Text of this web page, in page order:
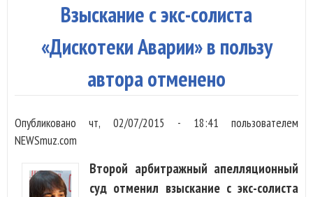
Взыскание с экс-солиста
«Дискотеки Аварии» в пользу
автора отменено
Опубликованочт, 02/07/2015 - 18:41 пользователем
NEWSmuz.com
Второй арбитражный апелляционный
суд отменил взыскание с экс-солиста